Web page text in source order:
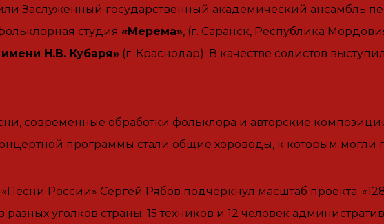
Заслуженный государственный академический ансамбль
студия «Мерема», (г. Саранск, Республика
Н.В. Кубаря» (г. Краснодар). В качестве солистов
современные обработки фольклора и авторские
программы стали общие хороводы, к которым могли
России» Сергей Рябов подчеркнул масштаб проекта:
уголков страны. 15 техников и 12 человек